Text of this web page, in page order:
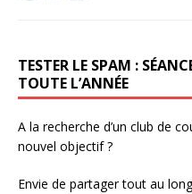
TESTER LE SPAM :
TOUTE L’ANNÉE
A la recherche d’un club de
nouvel objectif ?
Envie de partager tout au